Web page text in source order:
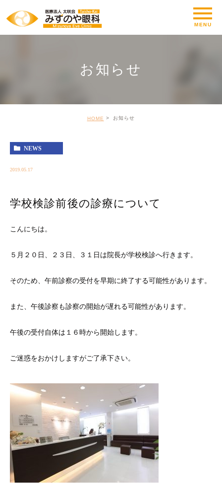
お知らせ
HOME お知らせ
NEWS
2019.05.17
学校検診前後の診療について
こんにちは。
５月２０日、２３日、３１日は院長が学校検診へ行きます。
そのため、午前診察の受付を早期に終了する可能性があります。
また、午後診察も診察の開始が遅れる可能性があります。
午後の受付自体は１６時から開始します。
ご迷惑をおかけしますがご了承下さい。